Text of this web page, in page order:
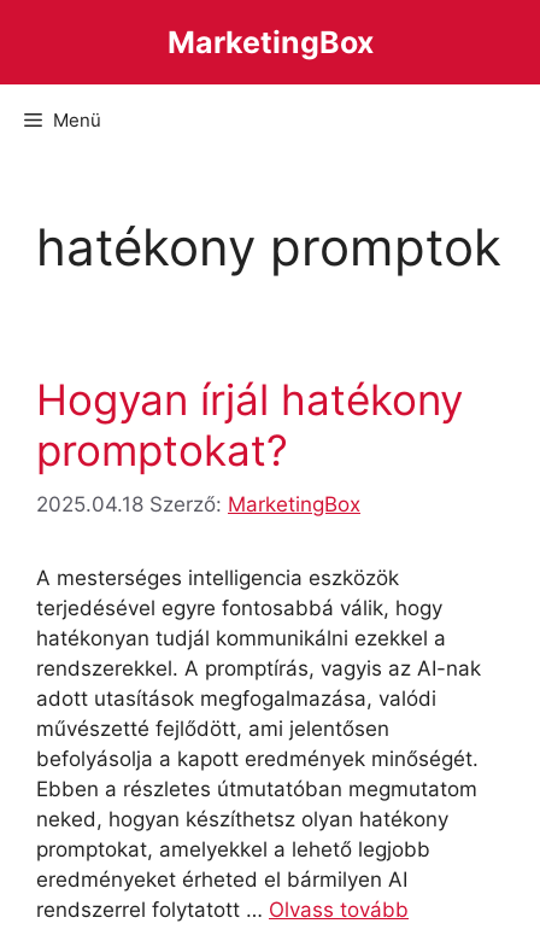
MarketingBox
Menü
hatékony promptok
Hogyan írjál hatékony
promptokat?
2025.04.18 Szerző: MarketingBox
A mesterséges intelligencia eszközök
terjedésével egyre fontosabbá válik, hogy
hatékonyan tudjál kommunikálni ezekkel a
rendszerekkel. A promptírás, vagyis az AI-nak
adott utasítások megfogalmazása, valódi
művészetté fejlődött, ami jelentősen
befolyásolja a kapott eredmények minőségét.
Ebben a részletes útmutatóban megmutatom
neked, hogyan készíthetsz olyan hatékony
promptokat, amelyekkel a lehető legjobb
eredményeket érheted el bármilyen AI
rendszerrel folytatott … Olvass tovább